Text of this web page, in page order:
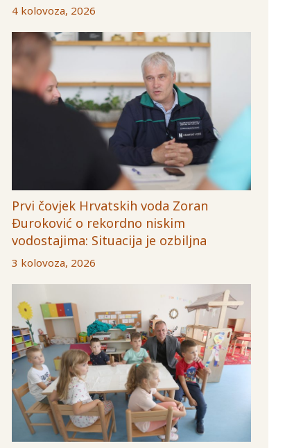
4 kolovoza, 2026
Prvi čovjek Hrvatskih voda Zoran
Đuroković o rekordno niskim
vodostajima: Situacija je ozbiljna
3 kolovoza, 2026